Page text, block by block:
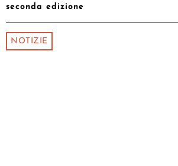
seconda edizione
NOTIZIE